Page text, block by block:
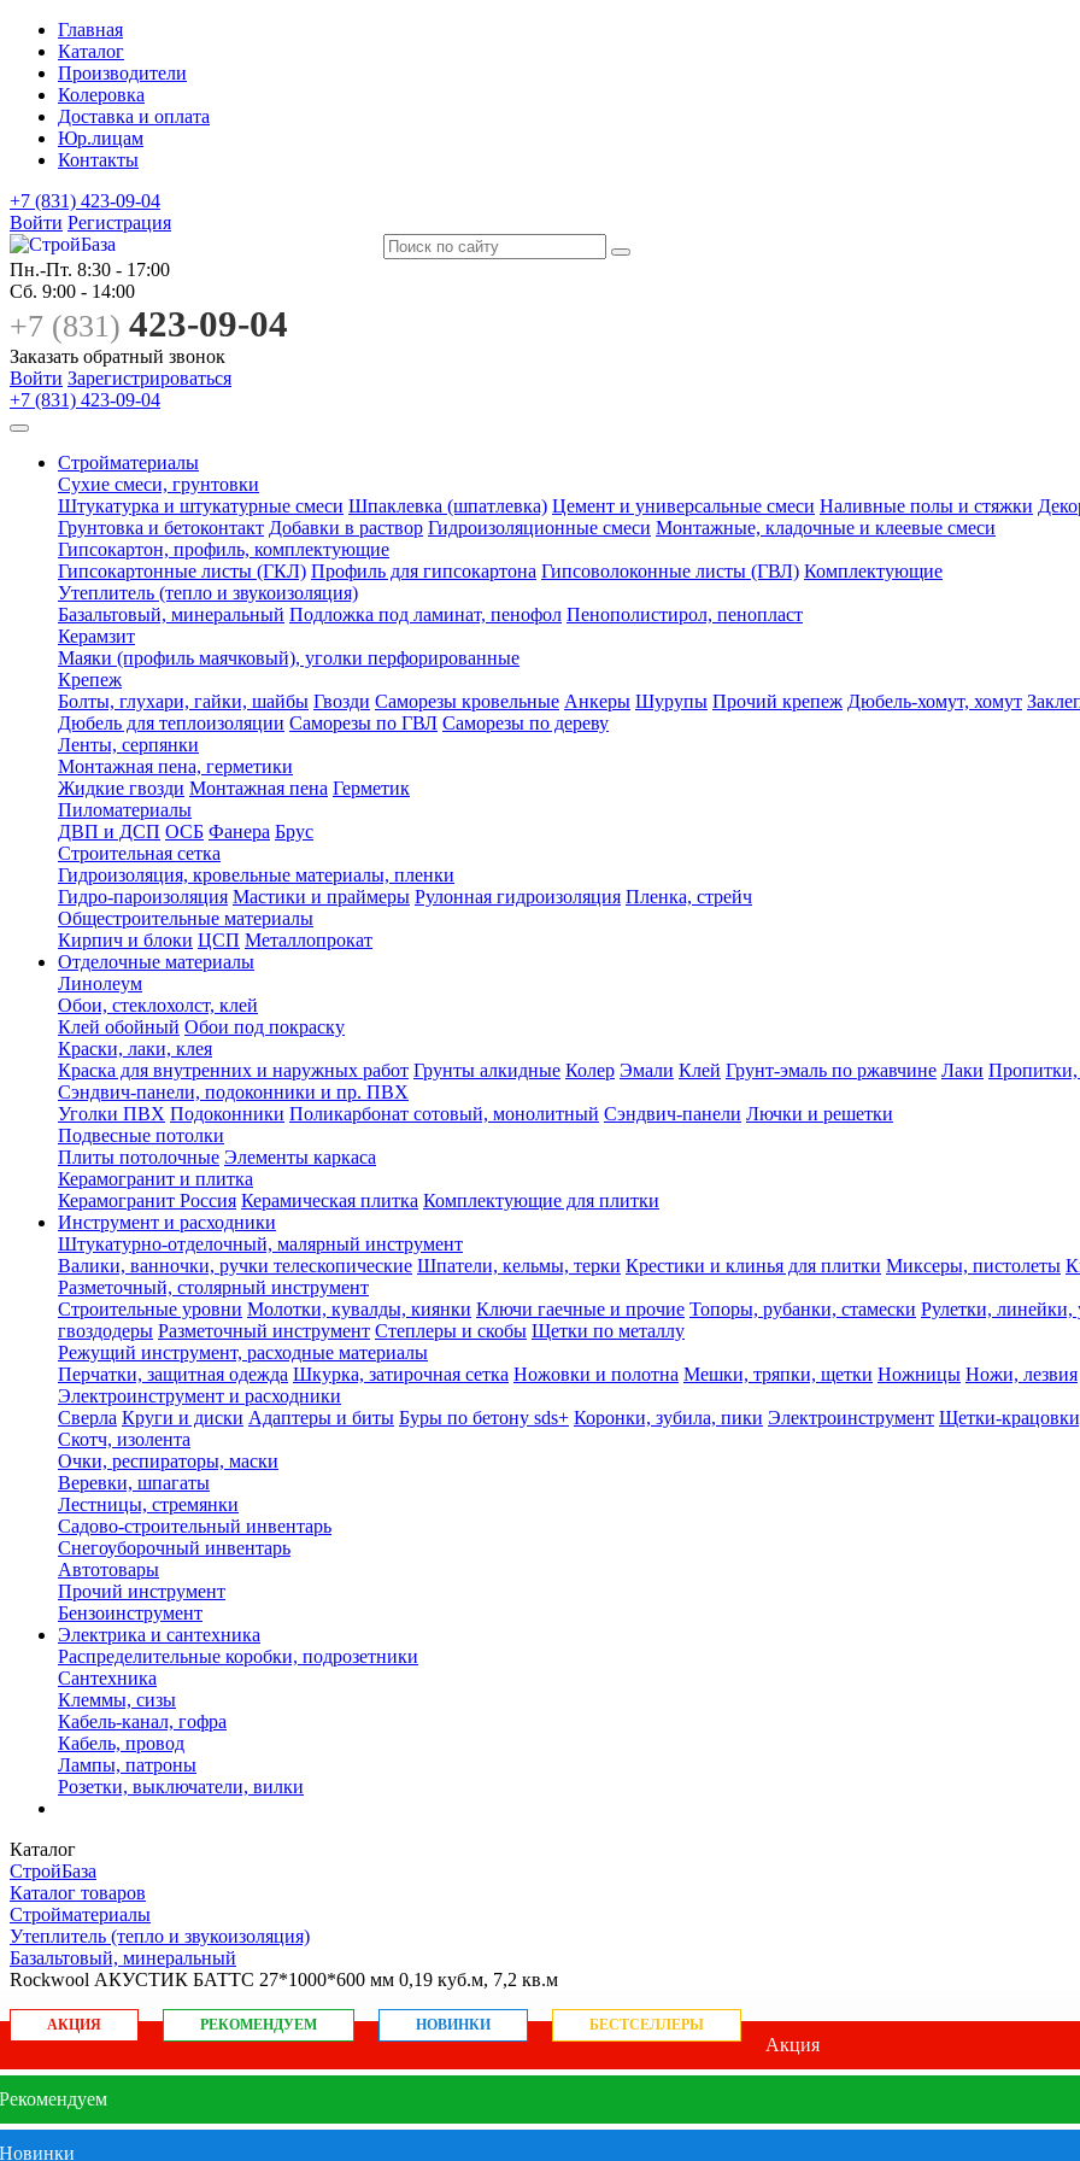
Главная
Каталог
Производители
Колеровка
Доставка и оплата
Юр.лицам
Контакты
+7 (831) 423-09-04
Войти Регистрация
Пн.-Пт. 8:30 - 17:00
Сб. 9:00 - 14:00
+7 (831) 423-09-04
Заказать обратный звонок
Войти Зарегистрироваться
+7 (831) 423-09-04
Стройматериалы
Сухие смеси, грунтовки
Штукатурка и штукатурные смеси Шпаклевка (шпатлевка) Цемент и универсальные смеси Наливные полы и стяжки
Грунтовка и бетоконтакт Добавки в раствор Гидроизоляционные смеси Монтажные, кладочные и клеевые смеси
Гипсокартон, профиль, комплектующие
Гипсокартонные листы (ГКЛ) Профиль для гипсокартона Гипсоволоконные листы (ГВЛ) Комплектующие
Утеплитель (тепло и звукоизоляция)
Базальтовый, минеральный Подложка под ламинат, пенофол Пенополистирол, пенопласт
Керамзит
Маяки (профиль маячковый), уголки перфорированные
Крепеж
Болты, глухари, гайки, шайбы Гвозди Саморезы кровельные Анкеры Шурупы Прочий крепеж Дюбель-хомут, хомут
Дюбель для теплоизоляции Саморезы по ГВЛ Саморезы по дереву
Ленты, серпянки
Монтажная пена, герметики
Жидкие гвозди Монтажная пена Герметик
Пиломатериалы
ДВП и ДСП ОСБ Фанера Брус
Строительная сетка
Гидроизоляция, кровельные материалы, пленки
Гидро-пароизоляция Мастики и праймеры Рулонная гидроизоляция Пленка, стрейч
Общестроительные материалы
Кирпич и блоки ЦСП Металлопрокат
Отделочные материалы
Линолеум
Обои, стеклохолст, клей
Клей обойный Обои под покраску
Краски, лаки, клея
Краска для внутренних и наружных работ Грунты алкидные Колер Эмали Клей Грунт-эмаль по ржавчине Лаки Пропитки,
Сэндвич-панели, подоконники и пр. ПВХ
Уголки ПВХ Подоконники Поликарбонат сотовый, монолитный Сэндвич-панели Лючки и решетки
Подвесные потолки
Плиты потолочные Элементы каркаса
Керамогранит и плитка
Керамогранит Россия Керамическая плитка Комплектующие для плитки
Инструмент и расходники
Штукатурно-отделочный, малярный инструмент
Валики, ванночки, ручки телескопические Шпатели, кельмы, терки Крестики и клинья для плитки Миксеры, пистолеты
Разметочный, столярный инструмент
Строительные уровни Молотки, кувалды, киянки Ключи гаечные и прочие Топоры, рубанки, стамески Рулетки, линейки,
гвоздодеры Разметочный инструмент Степлеры и скобы Щетки по металлу
Режущий инструмент, расходные материалы
Перчатки, защитная одежда Шкурка, затирочная сетка Ножовки и полотна Мешки, тряпки, щетки Ножницы Ножи, лезвия
Электроинструмент и расходники
Сверла Круги и диски Адаптеры и биты Буры по бетону sds+ Коронки, зубила, пики Электроинструмент Щетки-
Скотч, изолента
Очки, респираторы, маски
Веревки, шпагаты
Лестницы, стремянки
Садово-строительный инвентарь
Снегоуборочный инвентарь
Автотовары
Прочий инструмент
Бензоинструмент
Электрика и сантехника
Распределительные коробки, подрозетники
Сантехника
Клеммы, сизы
Кабель-канал, гофра
Кабель, провод
Лампы, патроны
Розетки, выключатели, вилки
Каталог
СтройБаза
Каталог товаров
Стройматериалы
Утеплитель (тепло и звукоизоляция)
Базальтовый, минеральный
Rockwool АКУСТИК БАТТС 27*1000*600 мм 0,19 куб.м, 7,2 кв.м
АКЦИЯ РЕКОМЕНДУЕМ НОВИНКИ БЕСТСЕЛЛЕРЫ
Акция
Рекомендуем
Новинки